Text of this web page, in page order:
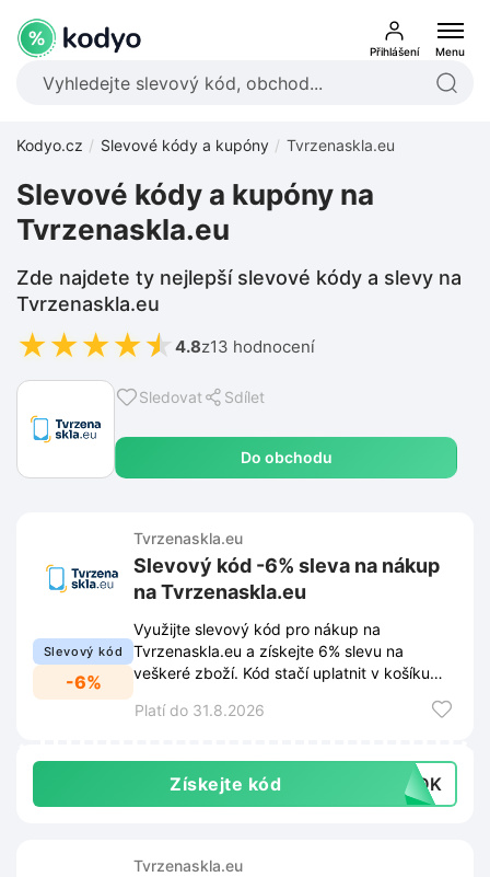
Přihlášení Menu
Kodyo.cz Slevové kódy a kupóny Tvrzenaskla.eu
Sledovat Sdílet
Do obchodu
Slevové kódy a kupóny na
Tvrzenaskla.eu
Zde najdete ty nejlepší slevové kódy a slevy na
Tvrzenaskla.eu
★★★★★ 4.8z13 hodnocení
Slevový kód
-6%
Tvrzenaskla.eu
Slevový kód -6% sleva na nákup
na Tvrzenaskla.eu
Využijte slevový kód pro nákup na
Tvrzenaskla.eu a získejte 6% slevu na
veškeré zboží. Kód stačí uplatnit v košíku
Platí do 31.8.2026
Získejte kód PIDK
Tvrzenaskla.eu